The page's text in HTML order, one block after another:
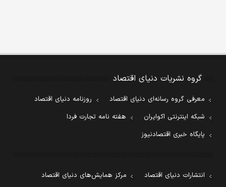
گروه نشریات دنیای اقتصاد
معرفی گروه رسانه‌ای دنیای اقتصاد
روزنامه دنیای اقتصاد
شبکه اینترنتی اکوایران
هفته نامه تجارت فردا
پایگاه خبری اقتصادنیوز
انتشارات دنیای اقتصاد
مرکز همایش‌های دنیای اقتصاد